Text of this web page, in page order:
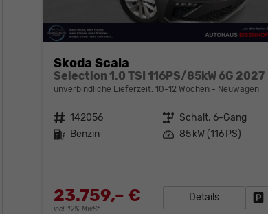
Skoda Scala
Selection 1.0 TSI 116PS/85kW 6G 2027
unverbindliche Lieferzeit: 10-12 Wochen Neuwagen
Fahrzeugnr. 142056 Getriebe Schalt. 6-Gang
Kraftstoff Benzin Leistung 85 kW (116 PS)
23.759,– €
incl. 19% MwSt.
Details